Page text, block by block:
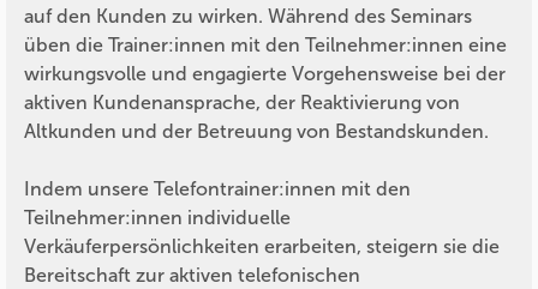
auf den Kunden zu wirken. Während des Seminars
üben die Trainer:innen mit den Teilnehmer:innen eine
wirkungsvolle und engagierte Vorgehensweise bei der
aktiven Kundenansprache, der Reaktivierung von
Altkunden und der Betreuung von Bestandskunden.
Indem unsere Telefontrainer:innen mit den
Teilnehmer:innen individuelle
Verkäuferpersönlichkeiten erarbeiten, steigern sie die
Bereitschaft zur aktiven telefonischen